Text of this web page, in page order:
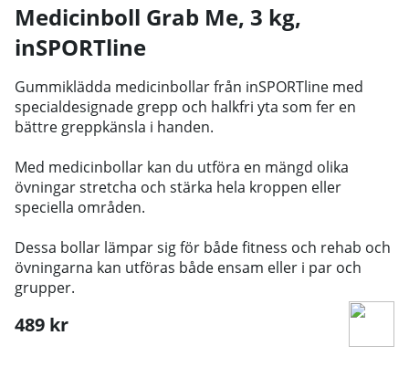
Medicinboll Grab Me, 3 kg,
inSPORTline
Gummiklädda medicinbollar från inSPORTline med
specialdesignade grepp och halkfri yta som fer en
bättre greppkänsla i handen.
Med medicinbollar kan du utföra en mängd olika
övningar stretcha och stärka hela kroppen eller
speciella områden.
Dessa bollar lämpar sig för både fitness och rehab och
övningarna kan utföras både ensam eller i par och
grupper.
489 kr